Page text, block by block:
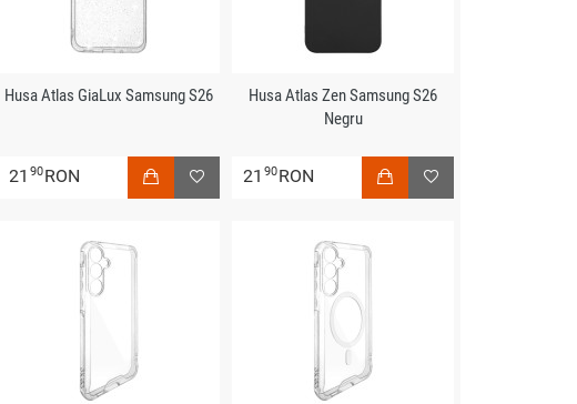
Husa Atlas GiaLux Samsung S26
21 90RON
Husa Atlas Zen Samsung S26
Negru
21 90RON